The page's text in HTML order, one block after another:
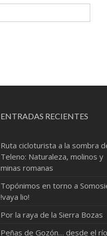
ENTRADAS RECIENTES
Ruta cicloturista a la sombra
Teleno: Naturaleza, molinos y
minas romanas
Topónimos en torno a
!vaya lio!
Por la raya de la Sierra Bozas
Peñas de Gozón… desde el río